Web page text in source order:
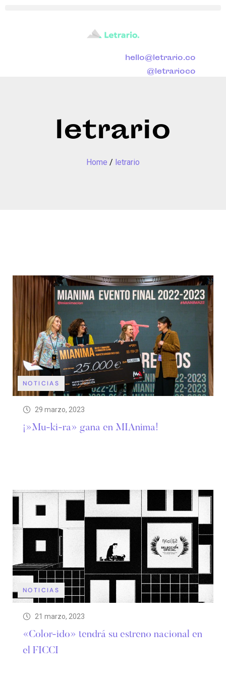
hello@letrario.co
@letrarioco
letrario
Home / letrario
NOTICIAS
29 marzo, 2023
¡»Mu-ki-ra» gana en MIAnima!
NOTICIAS
21 marzo, 2023
«Color-ido» tendrá su estreno nacional en
el FICCI